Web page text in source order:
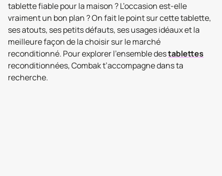
tablette fiable pour la maison ? L’occasion est-elle
vraiment un bon plan ? On fait le point sur cette tablette,
ses atouts, ses petits défauts, ses usages idéaux et la
meilleure façon de la choisir sur le marché
reconditionné. Pour explorer l’ensemble destablettes
reconditionnées, Combak t’accompagne dans ta
recherche.